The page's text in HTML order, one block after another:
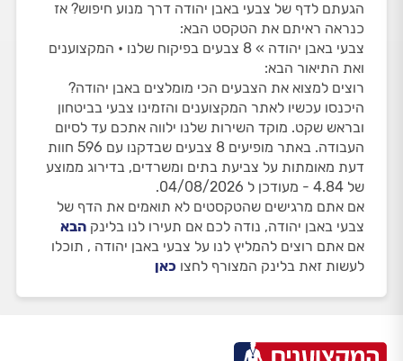
הגעתם לדף של צבעי באבן יהודה דרך מנוע חיפוש? אז
כנראה ראיתם את הטקסט הבא:
צבעי באבן יהודה » 8 צבעים בפיקוח שלנו • המקצוענים
ואת התיאור הבא:
רוצים למצוא את הצבעים הכי מומלצים באבן יהודה?
היכנסו עכשיו לאתר המקצוענים והזמינו צבעי בביטחון
ובראש שקט. מוקד השירות שלנו ילווה אתכם עד לסיום
העבודה. באתר מופיעים 8 צבעים שבדקנו עם 596 חוות
דעת מאומתות על צביעת בתים ומשרדים, בדירוג ממוצע
של 4.84 - מעודכן ל 04/08/2026.
אם אתם מרגישים שהטקסטים לא תואמים את הדף של
צבעי באבן יהודה, נודה לכם אם תעירו לנו בלינק הבא
אם אתם רוצים להמליץ לנו על צבעי באבן יהודה , תוכלו
לעשות זאת בלינק המצורף לחצו כאן